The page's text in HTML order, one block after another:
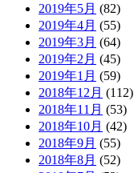
2019年5月 (82)
2019年4月 (55)
2019年3月 (64)
2019年2月 (45)
2019年1月 (59)
2018年12月 (112)
2018年11月 (53)
2018年10月 (42)
2018年9月 (55)
2018年8月 (52)